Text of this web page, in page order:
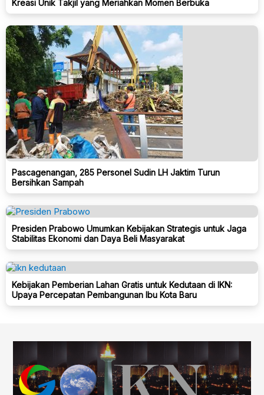
Kreasi Unik Takjil yang Meriahkan Momen Berbuka
Pascagenangan, 285 Personel Sudin LH Jaktim Turun
Bersihkan Sampah
Presiden Prabowo Umumkan Kebijakan Strategis untuk Jaga
Stabilitas Ekonomi dan Daya Beli Masyarakat
Kebijakan Pemberian Lahan Gratis untuk Kedutaan di IKN:
Upaya Percepatan Pembangunan Ibu Kota Baru